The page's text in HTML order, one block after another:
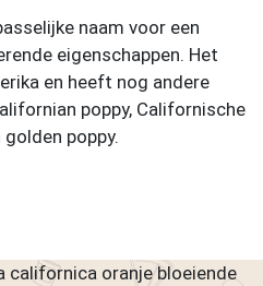
naam voor een
eigenschappen. Het
en heeft nog andere
poppy, Californische
poppy.